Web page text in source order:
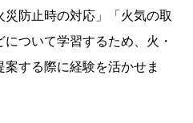
防止時の対応」「火気の取
ついて学習するため、火・
する際に経験を活かせま